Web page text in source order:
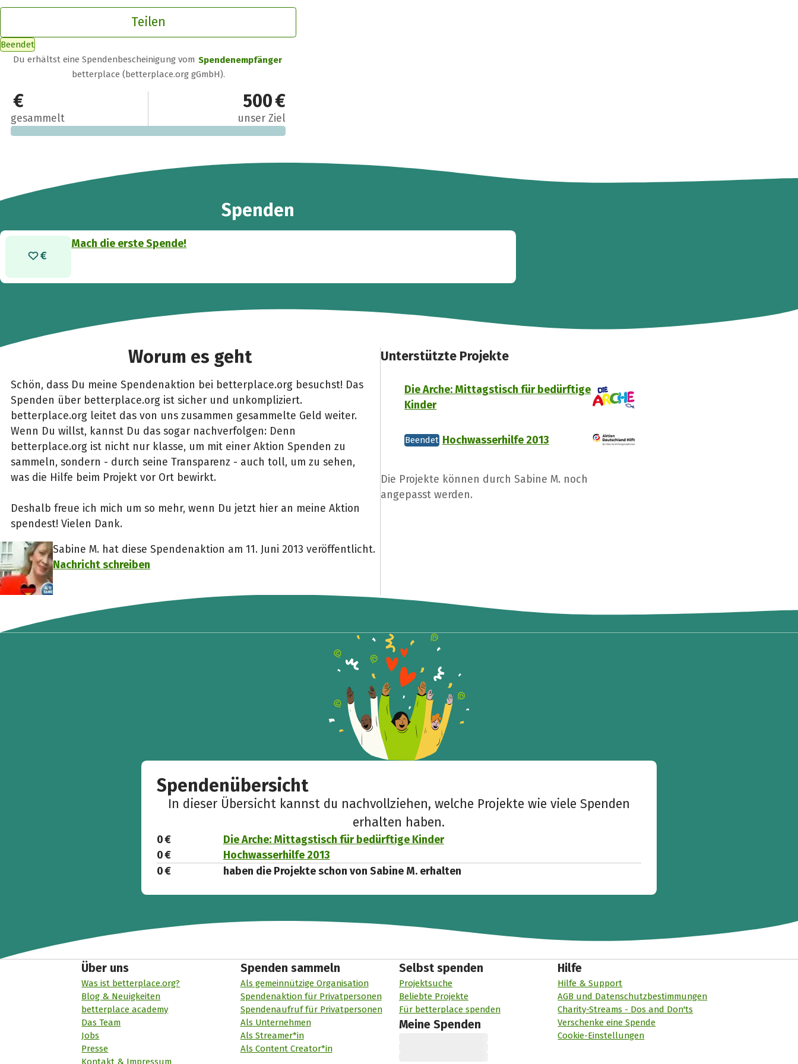
Teilen
Beendet
Du erhältst eine Spendenbescheinigung vom Spendenempfänger
betterplace (betterplace.org gGmbH).
0 €
gesammelt
500 €
unser Ziel
Spenden
Mach die erste Spende!
Worum es geht
Schön, dass Du meine Spendenaktion bei betterplace.org besuchst! Das
Spenden über betterplace.org ist sicher und unkompliziert.
betterplace.org leitet das von uns zusammen gesammelte Geld weiter.
Wenn Du willst, kannst Du das sogar nachverfolgen: Denn
betterplace.org ist nicht nur klasse, um mit einer Aktion Spenden zu
sammeln, sondern - durch seine Transparenz - auch toll, um zu sehen,
was die Hilfe beim Projekt vor Ort bewirkt.
Deshalb freue ich mich um so mehr, wenn Du jetzt hier an meine Aktion
spendest! Vielen Dank.
Sabine M. hat diese Spendenaktion am 11. Juni 2013 veröffentlicht.
Nachricht schreiben
Unterstützte Projekte
Die Arche: Mittagstisch für bedürftige
Kinder
Beendet Hochwasserhilfe 2013
Die Projekte können durch Sabine M. noch
angepasst werden.
Spendenübersicht
In dieser Übersicht kannst du nachvollziehen, welche Projekte wie viele Spenden
erhalten haben.
0 €
Die Arche: Mittagstisch für bedürftige Kinder
0 €
Hochwasserhilfe 2013
0 €
haben die Projekte schon von Sabine M. erhalten
Über uns
Was ist betterplace.org?
Blog & Neuigkeiten
betterplace academy
Das Team
Jobs
Presse
Kontakt & Impressum
Spenden sammeln
Als gemeinnützige Organisation
Spendenaktion für Privatpersonen
Spendenaufruf für Privatpersonen
Als Unternehmen
Als Streamer*in
Als Content Creator*in
Selbst spenden
Projektsuche
Beliebte Projekte
Für betterplace spenden
Meine Spenden
Hilfe
Hilfe & Support
AGB und Datenschutzbestimmungen
Charity-Streams - Dos and Don'ts
Verschenke eine Spende
Cookie-Einstellungen